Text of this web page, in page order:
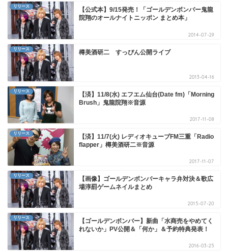
リリース
【公式本】9/15発売！「ゴールデンボンバー鬼龍
院翔のオールナイトニッポン まとめ本」
2014-07-29
リリース 樽美酒研二 すっぴん公開ライブ
2013-04-16
リリース
【済】11/8(水) エフエム仙台(Date fm)「Morning
Brush」鬼龍院翔※音源
2017-11-08
リリース
【済】11/7(火) レディオキューブFM三重「Radio
flapper」樽美酒研二※音源
2017-11-07
リリース
【画像】ゴールデンボンバーキャラ弁対決＆歌広
場淳罰ゲームネイルまとめ
2015-07-20
リリース
【ゴールデンボンバー】新曲「水商売をやめてく
れないか」PV公開＆「何か」＆予約特典発表！
2016-03-25